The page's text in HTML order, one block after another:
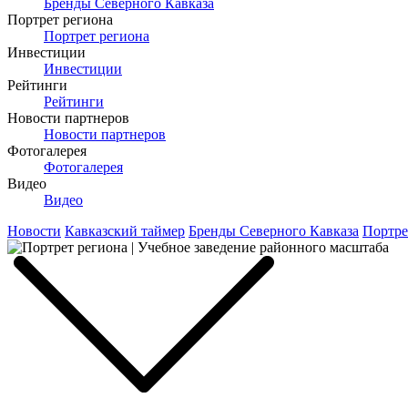
Бренды Северного Кавказа
Портрет региона
Портрет региона
Инвестиции
Инвестиции
Рейтинги
Рейтинги
Новости партнеров
Новости партнеров
Фотогалерея
Фотогалерея
Видео
Видео
Новости Кавказский таймер Бренды Северного Кавказа